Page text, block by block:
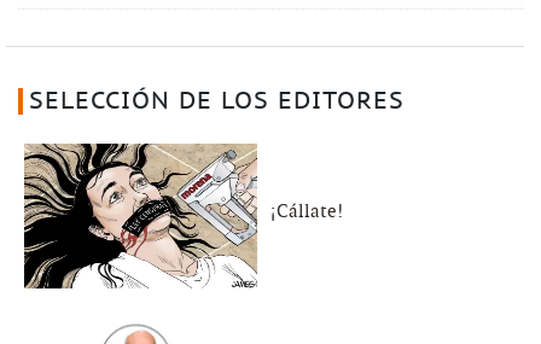
SELECCIÓN DE LOS EDITORES
¡Cállate!